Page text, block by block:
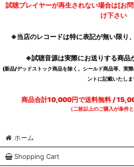
試聴プレイヤーが再生されない場合は[お
け下さい
※当店のレコードは特に表記が無い限り
※試聴音源は実際にお送りする商品
(新品/デッドストック商品を除く。シールド商品等、実
ントに記載いたし
商品合計10,000円で送料無料 /
（二枚以上のご購入が条件と
ホーム
Shopping Cart